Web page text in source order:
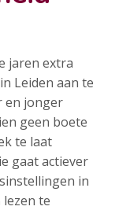
jaren extra
Leiden aan te
en jonger
geen boete
te laat
gaat actiever
in
lezen te